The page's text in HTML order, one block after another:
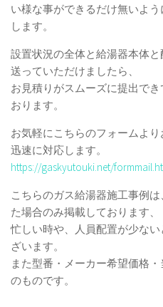
い様な事ができるだけ無いよ
します。
設置状況の全体と給湯器本体
送っていただけましたら、
お見積りがスムーズに提出でき
おります。
お気軽にこちらのフォームよ
迅速に対応します。
https://gaskyutouki.net/
こちらのガス給湯器施工事例
た場合のみ掲載しております、
忙しい時や、人員配置が少な
ざいます。
また型番・メーカー希望価格
のものです。